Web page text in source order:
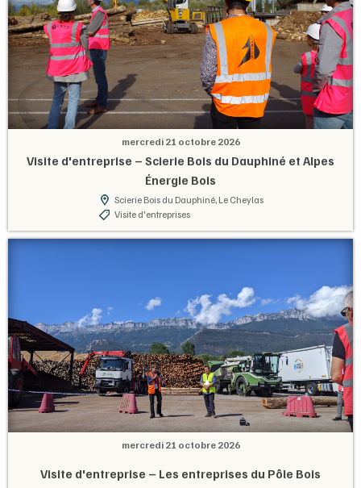
mercredi 21 octobre 2026
Visite d'entreprise – Scierie Bois du Dauphiné et Alpes
Énergie Bois
Scierie Bois du Dauphiné, Le Cheylas
Visite d'entreprises
mercredi 21 octobre 2026
Visite d'entreprise – Les entreprises du Pôle Bois